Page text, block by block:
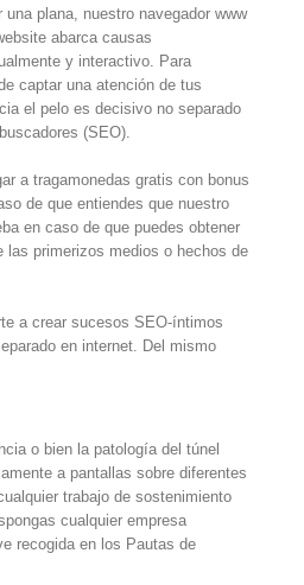
plana, nuestro navegador www
abarca causas
y interactivo. Para
captar una atención de tus
el pelo es decisivo no separado
(SEO).
de que entiendes que nuestro
en caso de que puedes obtener
las primerizos medios o hechos de
a crear sucesos SEO-íntimos
en internet. Del mismo
o bien la patologí­a del túnel
a pantallas sobre diferentes
trabajo de sostenimiento
cualquier empresa
recogida en los Pautas de